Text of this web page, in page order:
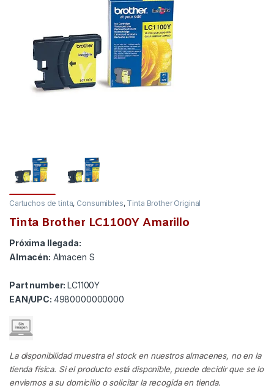
Cartuchos de tinta, Consumibles, Tinta Brother Original
Tinta Brother LC1100Y Amarillo
Próxima llegada:
Almacén: Almacen S
Part number: LC1100Y
EAN/UPC: 4980000000000
La disponibilidad muestra el stock en nuestros almacenes, no en la
tienda física. Si el producto está disponible, puede decidir que se lo
enviemos a su domicilio o solicitar la recogida en tienda.